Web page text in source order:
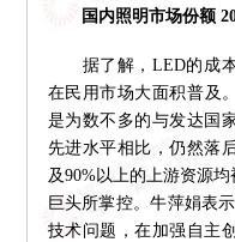
国内照明市场份额
据了解，LED的成本
在民用市场大面积普及
是为数不多的与发达国
先进水平相比，仍然落
及90%以上的上游资源
巨头所掌控。牛萍娟表
技术问题，在加强自主